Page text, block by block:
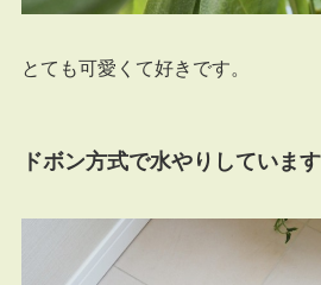
とても可愛くて好きです。
ドボン方式で水やりしています